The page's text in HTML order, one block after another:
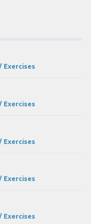
Exercises
Exercises
Exercises
Exercises
Exercises